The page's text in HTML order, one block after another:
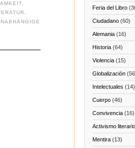
Feria del Libro
Ciudadano(60)
Alemania(16)
Historia(64)
Violencia(15)
Globalización
Intelectuales (14)
Cuerpo(46)
Convivencia(16)
Activismo literario
Mentira(13)